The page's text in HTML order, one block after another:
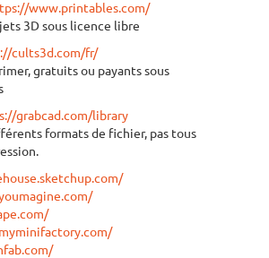
www.printables.com/
3D sous licence libre
cults3d.com/fr/
gratuits ou payants sous
grabcad.com/library
formats de fichier, pas tous